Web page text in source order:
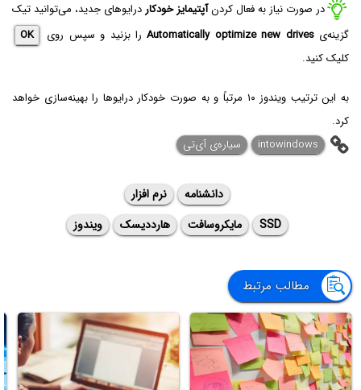
در صورت نیاز به فعال کردنآپتیمایز خودکاردرایوهای جدید، می‌توانید تیک
گزینه‌یAutomatically optimize new drivesرا بزنید و سپس روی
OK
کلیک کنید.
به این ترتیب ویندوز ۱۰ مرتباً و به صورت خودکار درایوها را بهینه‌سازی خواهد
کرد.
intowindows
سیاره‌ی ‌آی‌تی
دانشنامه
نرم افزار
SSD
مایکروسافت هارددیسک ویندوز
مطالب مرتبط